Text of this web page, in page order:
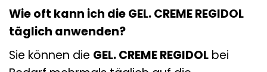
Wie oft kann ich die GEL. CREME REGIDOL
täglich anwenden?
Sie können die GEL. CREME REGIDOL bei